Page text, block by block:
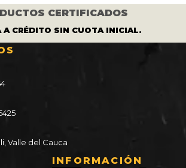
CERTIFICADOS
A CRÉDITO SIN CUOTA INICIAL.
Valle del Cauca
INFORMACIÓN